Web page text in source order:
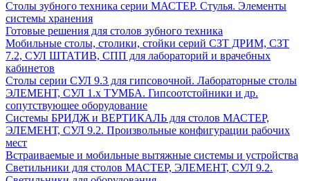
Столы зубного техника серии МАСТЕР. Стулья. Элементы
системы хранения
Готовые решения для столов зубного техника
Мобильные столы, столики, стойки серий СЗТ ДРИМ, СЗТ
7.2, СУЛ ШТАТИВ, СПП для лабораторий и врачебных
кабинетов
Столы серии СУЛ 9.3 для гипсовочной. Лабораторные столы
ЭЛЕМЕНТ, СУЛ 1.х ТУМБА. Гипсоотстойники и др.
сопутствующее оборудование
Системы БРИДЖ и ВЕРТИКАЛЬ для столов МАСТЕР,
ЭЛЕМЕНТ, СУЛ 9.2. Произвольные конфигурации рабочих
мест
Встраиваемые и мобильные вытяжные системы и устройства
Светильники для столов МАСТЕР, ЭЛЕМЕНТ, СУЛ 9.2.